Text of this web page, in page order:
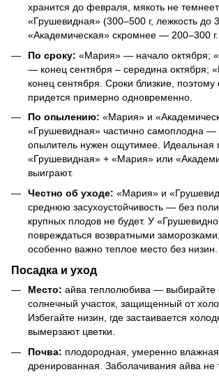
хранится до февраля, мякоть не
«Грушевидная» (300–500 г, лежкость до
«Академическая» скромнее — 200–300 г.
По сроку: «Мария» — начало октября;
— конец сентября – середина октября;
конец сентября. Сроки близкие, поэтому
придется примерно одновременно.
По опылению: «Мария» и
«Грушевидная» частично самоплодна —
опылитель нужен ощутимее. Идеальная
«Грушевидная» + «Мария» или
выиграют.
Честно об уходе: «Мария» и
среднюю засухоустойчивость — без
крупных плодов не будет. У
повреждаться возвратными
особенно важно теплое место без низин.
Посадка и уход
Место: айва теплолюбива — выбирайте
солнечный участок, защищенный от
Избегайте низин, где застаивается
вымерзают цветки.
Почва: плодородная, умеренно
дренированная. Заболачивания айва не